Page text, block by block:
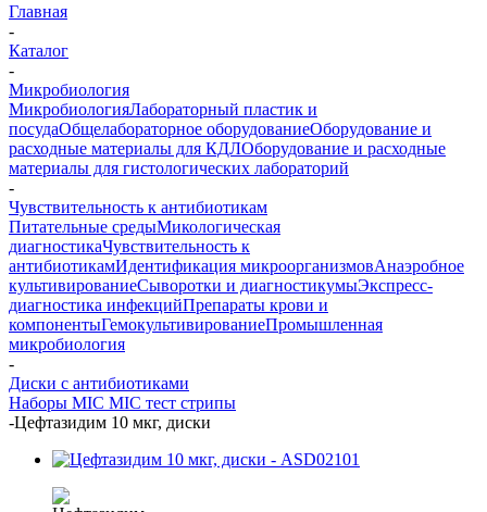
Главная
-
Каталог
-
Микробиология
МикробиологияЛабораторный пластик и
посудаОбщелабораторное оборудованиеОборудование и
расходные материалы для КДЛОборудование и расходные
материалы для гистологических лабораторий
-
Чувствительность к антибиотикам
Питательные средыМикологическая
диагностикаЧувствительность к
антибиотикамИдентификация микроорганизмовАнаэробное
культивированиеСыворотки и диагностикумыЭкспресс-
диагностика инфекцийПрепараты крови и
компонентыГемокультивированиеПромышленная
микробиология
-
Диски с антибиотиками
Наборы MIC MIC тест стрипы
-Цефтазидим 10 мкг, диски